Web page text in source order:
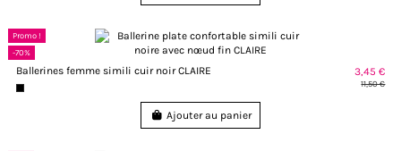
Promo !
-70%
Ballerines femme simili cuir noir CLAIRE 3,45 €
11,50 €
Ajouter au panier